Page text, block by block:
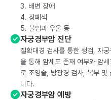
3. 배변 장애
4. 장폐색
5. 불임과 우울 등
자궁경부암 진단
질확대경 검사를 통한 생검, 자
을 통해 암세포 존재 여부와 암
로 조영술, 방광경 검사, 복부
니다.
자궁경부암 예방